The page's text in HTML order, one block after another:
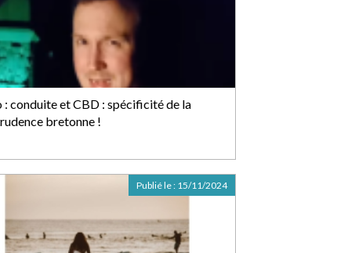
: conduite et CBD : spécificité de la
bretonne !
Publié le : 15/11/2024